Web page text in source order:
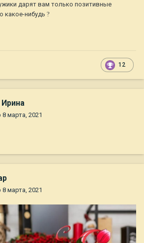
дарят вам только позитивные
какое-нибудь ?
12
8 марта, 2021
8 марта, 2021